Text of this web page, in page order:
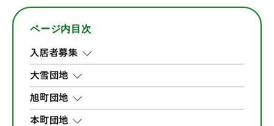
ページ内目次
入居者募集
大雪団地
旭町団地
本町団地